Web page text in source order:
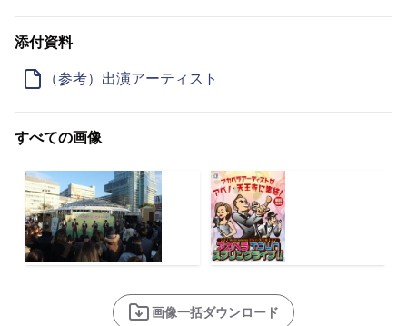
添付資料
（参考）出演アーティスト
すべての画像
画像一括ダウンロード